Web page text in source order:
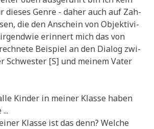
die­ses Gen­re - daher auch auf Zah­
die den Anschein von Objek­ti­vi­
irgend­wie erin­nert mich das von
Bei­spiel an den Dia­log zwi­
Schwe­ster [S] und mei­nem Vater
Kin­der in mei­ner Klas­se haben
Klas­se ist das denn? Wel­che